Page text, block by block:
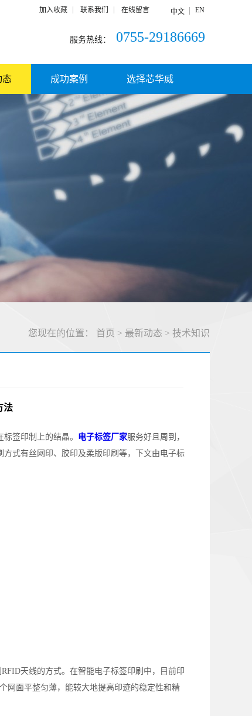
加入收藏 联系我们 在线留言 中文 EN
服务热线： 0755-29186669
态 成功案例 选择芯华威
您现在的位置： 首页 > 最新动态 > 技术知识
法
签印制上的结晶。 电子标签厂家服务好且周到，
式有丝网印、胶印及柔版印刷等，下文由电子标
天线的方式。在智能电子标签印刷中，目前印
网面平整匀薄，能较大地提高印迹的稳定性和精